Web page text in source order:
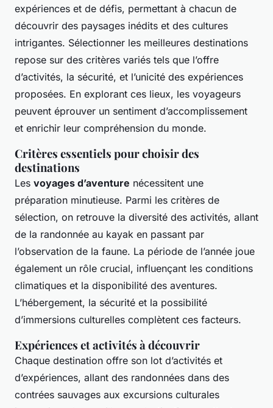
expériences et de défis, permettant à chacun de
découvrir des paysages inédits et des cultures
intrigantes. Sélectionner les meilleures destinations
repose sur des critères variés tels que l’offre
d’activités, la sécurité, et l’unicité des expériences
proposées. En explorant ces lieux, les voyageurs
peuvent éprouver un sentiment d’accomplissement
et enrichir leur compréhension du monde.
Critères essentiels pour choisir des
destinations
Les voyages d’aventure nécessitent une
préparation minutieuse. Parmi les critères de
sélection, on retrouve la diversité des activités, allant
de la randonnée au kayak en passant par
l’observation de la faune. La période de l’année joue
également un rôle crucial, influençant les conditions
climatiques et la disponibilité des aventures.
L’hébergement, la sécurité et la possibilité
d’immersions culturelles complètent ces facteurs.
Expériences et activités à découvrir
Chaque destination offre son lot d’activités et
d’expériences, allant des randonnées dans des
contrées sauvages aux excursions culturales